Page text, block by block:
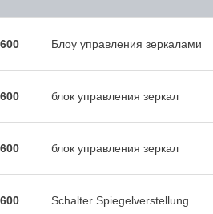
Блоу управления зеркалами
блок управления зеркал
блок управления зеркал
Schalter Spiegelverstellung